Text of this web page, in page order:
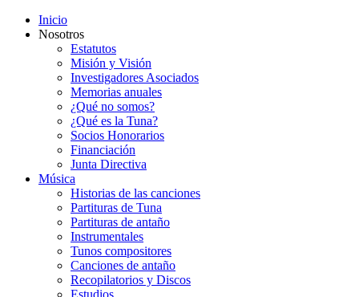
Inicio
Nosotros
Estatutos
Misión y Visión
Investigadores Asociados
Memorias anuales
¿Qué no somos?
¿Qué es la Tuna?
Socios Honorarios
Financiación
Junta Directiva
Música
Historias de las canciones
Partituras de Tuna
Partituras de antaño
Instrumentales
Tunos compositores
Canciones de antaño
Recopilatorios y Discos
Estudios